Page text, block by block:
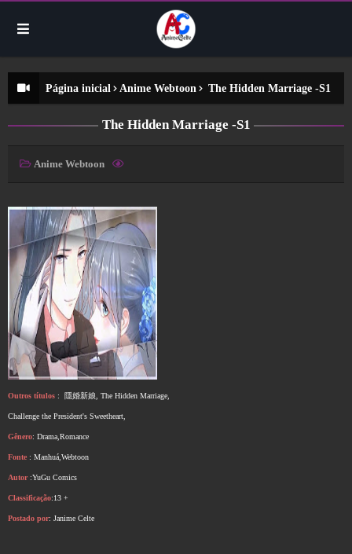
Página inicial Anime Webtoon The Hidden Marriage -S1
The Hidden Marriage -S1
Anime Webtoon
Outros títulos : 隱婚新娘, The Hidden Marriage,
Challenge the President's Sweetheart,
Gênero: Drama,Romance
Fonte : Manhuá,Webtoon
Autor :YuGu Comics
Classificação:13 +
Postado por: Janime Celte